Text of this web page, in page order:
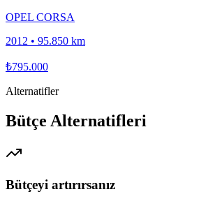
OPEL CORSA
2012 • 95.850 km
₺795.000
Alternatifler
Bütçe Alternatifleri
Bütçeyi artırırsanız